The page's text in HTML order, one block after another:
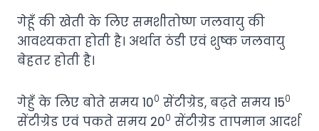
गेहूँ की खेती के लिए समशीतोष्ण जलवायु की
आवश्यकता होती है। अर्थात ठंडी एवं शुष्क जलवायु
बेहतर होती है।
गेहुँ के लिए बोते समय 10० सेंटीग्रेड, बढ़ते समय 15०
सेंटीग्रेड एवं पकते समय 20० सेंटीग्रेड तापमान आदर्श